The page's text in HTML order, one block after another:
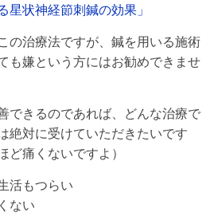
星状神経節刺鍼の効果」
の治療法ですが、鍼を用いる施術
も嫌という方にはお勧めできませ
できるのであれば、どんな治療で
絶対に受けていただきたいです
ど痛くないですよ）
活もつらい
ない